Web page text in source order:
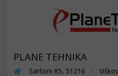
PLANE TEHNIKA
Saršoni 85, 51216 -